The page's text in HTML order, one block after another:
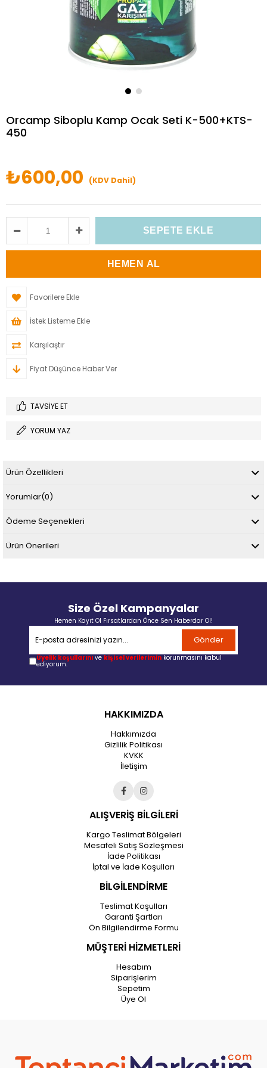
Orcamp Siboplu Kamp Ocak Seti K-500+KTS-
450
₺600,00 (KDV Dahil)
Favorilere Ekle
İstek Listeme Ekle
Karşılaştır
Fiyat Düşünce Haber Ver
TAVSIYE ET
YORUM YAZ
Ürün Özellikleri
Yorumlar(0)
Ödeme Seçenekleri
Ürün Önerileri
Size Özel Kampanyalar
Hemen Kayıt Ol Fırsatlardan Önce Sen Haberdar Ol!
Gönder
Üyelik koşullarını ve kişisel verilerimin korunmasını kabul
ediyorum.
HAKKIMIZDA
Hakkımızda
Gizlilik Politikası
KVKK
İletişim
ALIŞVERİŞ BİLGİLERİ
Kargo Teslimat Bölgeleri
Mesafeli Satış Sözleşmesi
İade Politikası
İptal ve İade Koşulları
BİLGİLENDİRME
Teslimat Koşulları
Garanti Şartları
Ön Bilgilendirme Formu
MÜŞTERİ HİZMETLERİ
Hesabım
Siparişlerim
Sepetim
Üye Ol